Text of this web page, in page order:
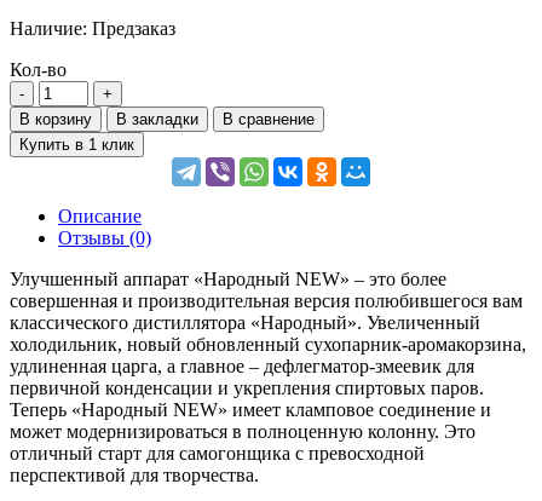
Наличие: Предзаказ
Кол-во
В корзину В закладки
В сравнение
Купить в 1 клик
Описание
Отзывы (0)
Улучшенный аппарат «Народный NEW» – это более
совершенная и производительная версия полюбившегося вам
классического дистиллятора «Народный». Увеличенный
холодильник, новый обновленный сухопарник-аромакорзина,
удлиненная царга, а главное – дефлегматор-змеевик для
первичной конденсации и укрепления спиртовых паров.
Теперь «Народный NEW» имеет кламповое соединение и
может модернизироваться в полноценную колонну. Это
отличный старт для самогонщика с превосходной
перспективой для творчества.